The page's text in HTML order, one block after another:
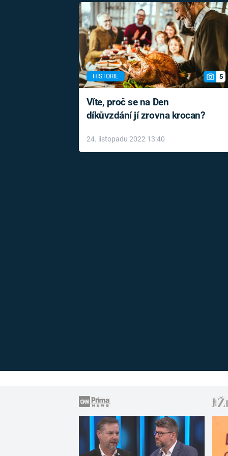
HISTORIE 5
Víte, proč se na Den
díkůvzdání jí zrovna krocan?
24. listopadu 2022 13:40